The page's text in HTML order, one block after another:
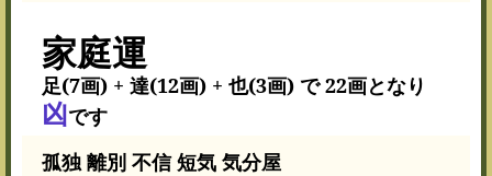
家庭運
足(7画) + 達(12画) + 也(3画) で 22画となり
凶です
孤独 離別 不信 短気 気分屋